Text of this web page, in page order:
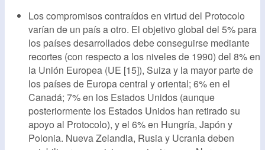
Los compromisos contraídos en virtud del Protocolo
varían de un país a otro. El objetivo global del 5% para
los países desarrollados debe conseguirse mediante
recortes (con respecto a los niveles de 1990) del 8% en
la Unión Europea (UE [15]), Suiza y la mayor parte de
los países de Europa central y oriental; 6% en el
Canadá; 7% en los Estados Unidos (aunque
posteriormente los Estados Unidos han retirado su
apoyo al Protocolo), y el 6% en Hungría, Japón y
Polonia. Nueva Zelandia, Rusia y Ucrania deben